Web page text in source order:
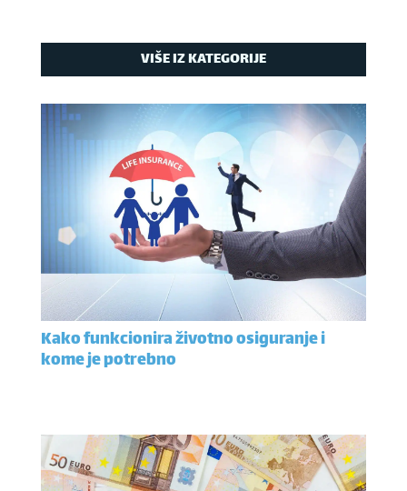
VIŠE IZ KATEGORIJE
Kako funkcionira životno osiguranje i
kome je potrebno